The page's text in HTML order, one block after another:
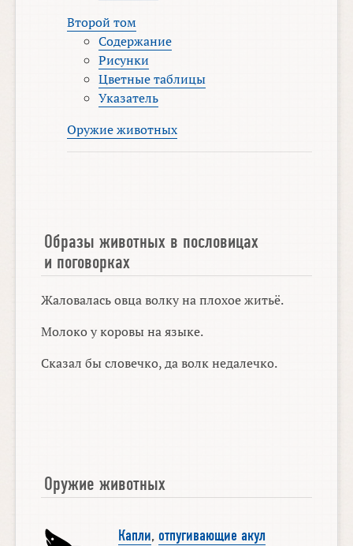
Второй том
Содержание
Рисунки
Цветные таблицы
Указатель
Оружие животных
Образы животных в пословицах
и поговорках
Жаловалась овца волку на плохое житьё.
Молоко у коровы на языке.
Сказал бы словечко, да волк недалечко.
Оружие животных
Капли, отпугивающие акул